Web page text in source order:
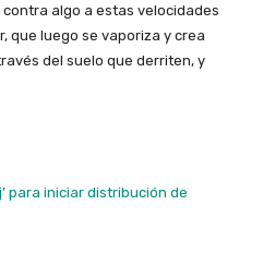
algo a estas velocidades
que luego se vaporiza y crea
del suelo que derriten, y
para iniciar distribución de